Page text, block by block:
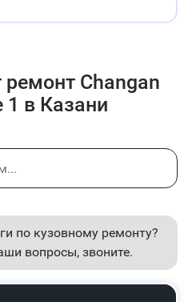
Changan
1 в Казани
по кузовному ремонту?
вопросы, звоните.